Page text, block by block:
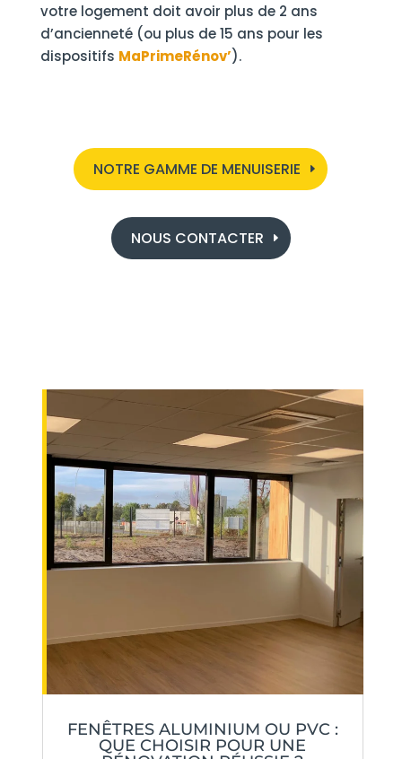
votre logement doit avoir plus de 2 ans
d’ancienneté (ou plus de 15 ans pour les
dispositifs MaPrimeRénov’).
NOTRE GAMME DE MENUISERIE
NOUS CONTACTER
FENÊTRES ALUMINIUM OU PVC :
QUE CHOISIR POUR UNE